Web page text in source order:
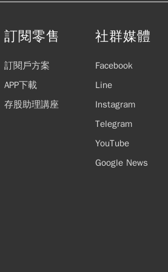
訂閱零售
訂閱戶方案
APP下載
存股助理講座
社群媒體
Facebook
Line
Instagram
Telegram
YouTube
Google News